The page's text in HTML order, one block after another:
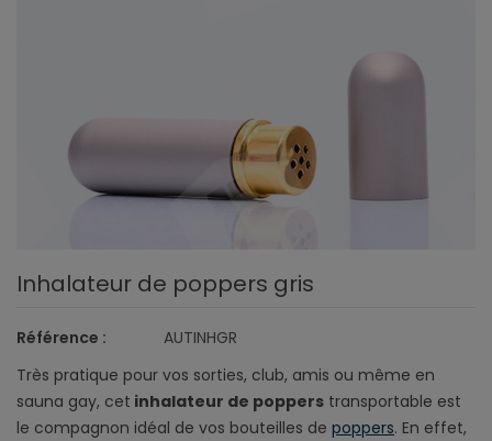
Inhalateur de poppers gris
Référence :
AUTINHGR
Très pratique pour vos sorties, club, amis ou même en
sauna gay, cet inhalateur de poppers transportable est
le compagnon idéal de vos bouteilles de poppers. En effet,